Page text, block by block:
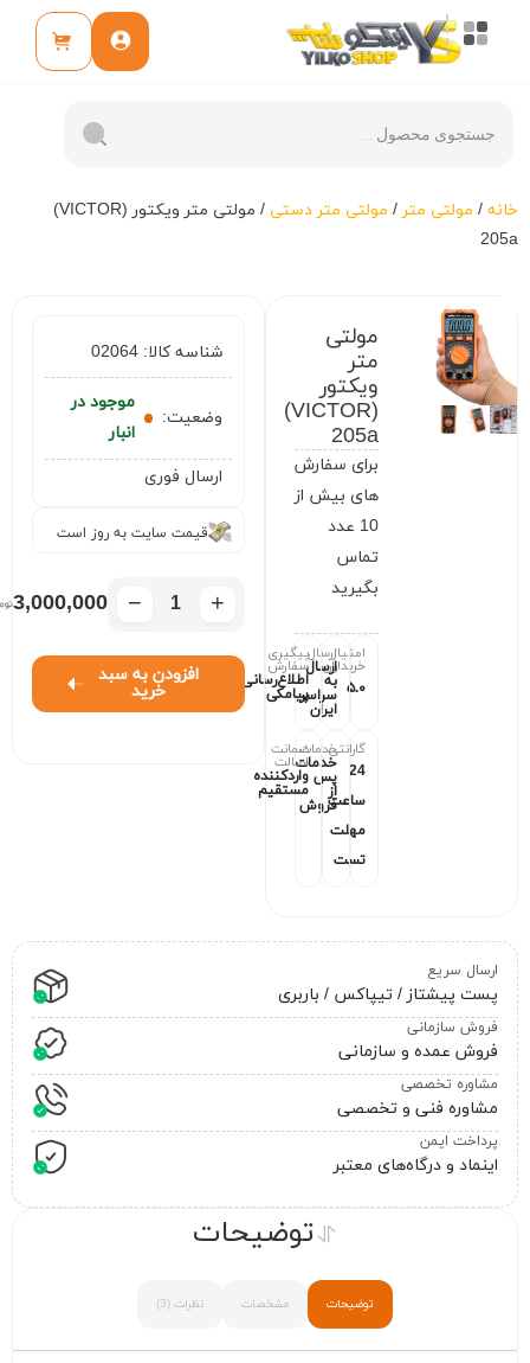
خانه / مولتی متر / مولتی متر دستی
/ مولتی متر ویکتور (VICTOR)
205a
مولتی
متر
ویکتور
(VICTOR)
205a
برای سفارش
های بیش از
10 عدد
تماس
بگیرید
امتیاز
خریداران
۵.۰
ارسال
ارسال
به
سراسر
ایران
پیگیری
سفارش
اطلاع‌رسانی
پیامکی
گارانتی
24
ساعت
مهلت
تست
خدمات
خدمات
پس
از
فروش
ضمانت
اصالت
واردکننده
مستقیم
شناسه کالا:02064
وضعیت:
موجود در
انبار
ارسال فوری
قیمت سایت به روز است
+
−
3,000,000
افزودن به سبد
خرید
ارسال سریع
پست پیشتاز / تیپاکس / باربری
فروش سازمانی
فروش عمده و سازمانی
مشاوره تخصصی
مشاوره فنی و تخصصی
پرداخت ایمن
اینماد و درگاه‌های معتبر
توضیحات مشخصات نظرات (3)
توضیحات